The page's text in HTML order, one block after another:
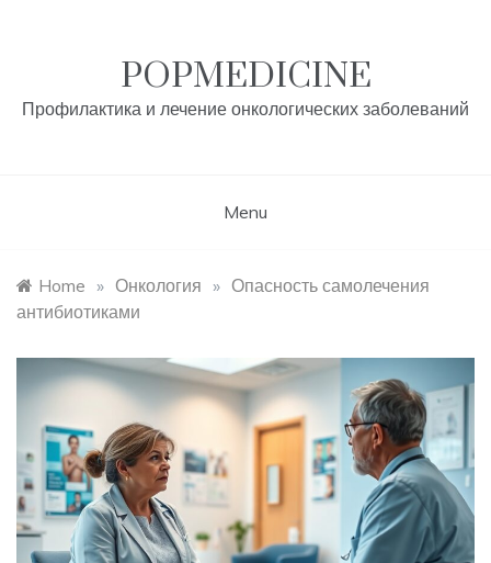
POPMEDICINE
Профилактика и лечение онкологических заболеваний
Menu
Home » Онкология » Опасность самолечения
антибиотиками